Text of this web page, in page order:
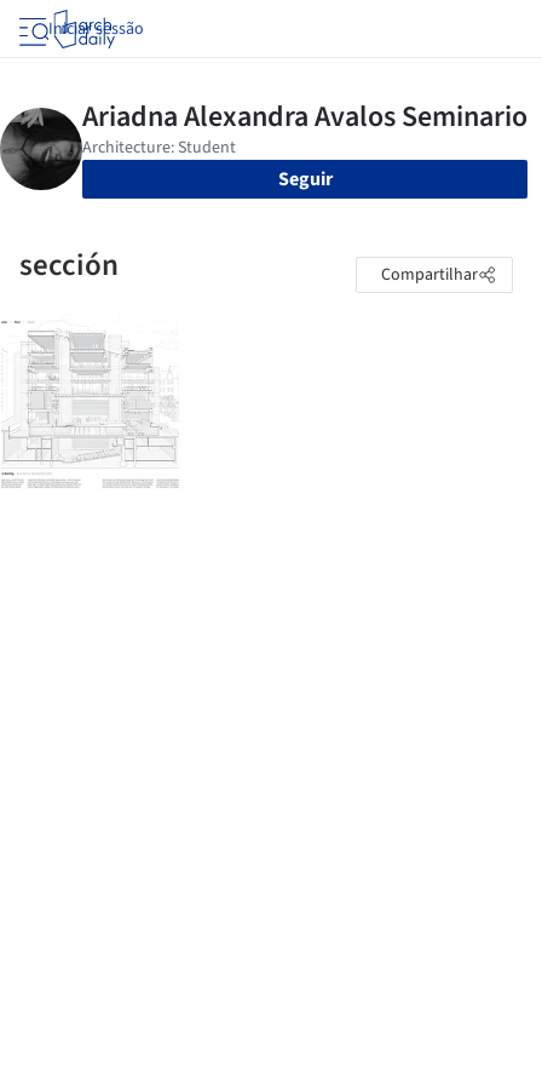
Iniciar sessão
Seguir
sección Compartilhar